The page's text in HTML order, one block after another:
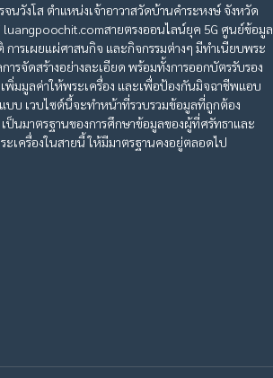
จนวังโส ตำแหน่งเจ้าอาวาสวัดบ้านคำระหงษ์ จังหวัด
luangpoochit.comสายตรงออนไลน์ยุค 5G ศูนย์ข้อมูล
การเผยแผ่ศาสนกิจ และกิจกรรมต่างๆ มีทำเนียบพระ
ารจัดสร้างอย่างละเอียด พร้อมทั้งการออกบัตรรับรอง
พิ่มมูลค่าให้พระเครื่อง และเพื่อป้องกันมิจฉาชีพแอบ
บบ เวบไซต์นี้จะทำหน้าที่รวบรวมข้อมูลที่ถูกต้อง
ป็นมาตรฐานของการศึกษาข้อมูลของผู้ที่ศรัทธาและ
เครื่องในสายนี้ ให้มีมาตรฐานคงอยู่ตลอดไป